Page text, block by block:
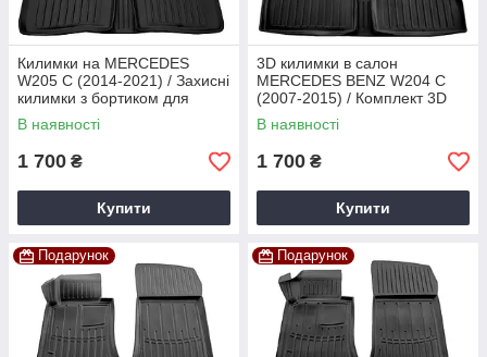
Килимки на MERCEDES
W205 C (2014-2021) / Захисні
килимки з бортиком для
салону
В наявності
1 700 ₴
Купити
3D килимки в салон
MERCEDES BENZ W204 C
(2007-2015) / Комплект 3D
автокилимків у Мерседес
Бенс В204
В наявності
1 700 ₴
Купити
Подарунок Подарунок